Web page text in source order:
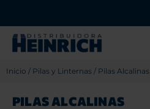
Inicio / Pilas y Linternas / Pilas Alcalinas
PILAS ALCALINAS